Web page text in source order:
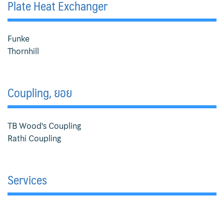
Test Page
Thornhill
Valve
Sanitary Valves
Fukui
Plate Heat Exchanger
Funke
Thornhill
Coupling, ยอย
TB Wood's Coupling
Rathi Coupling
Services